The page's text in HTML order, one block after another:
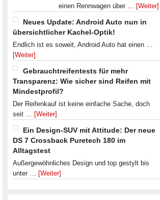
einen Rennwagen über … [Weiter]
Neues Update: Android Auto nun in
übersichtlicher Kachel-Optik!
Endlich ist es soweit, Android Auto hat einen …
[Weiter]
Gebrauchtreifentests für mehr
Transparenz: Wie sicher sind Reifen mit
Mindestprofil?
Der Reifenkauf ist keine einfache Sache, doch
seit … [Weiter]
Ein Design-SUV mit Attitude: Der neue
DS 7 Crossback Puretech 180 im
Alltagstest
Außergewöhnliches Design und top gestylt bis
unter … [Weiter]